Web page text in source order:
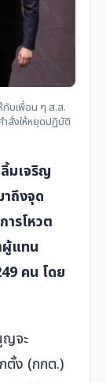
กับเพื่อน ๆ ส.ส.
สั่งให้หยุดปฏิบัติ
มเจริญ
ถึงจุด
รโหวต
ผู้แทน
คน โดย
ญจะ
ตั้ง (กกต.)